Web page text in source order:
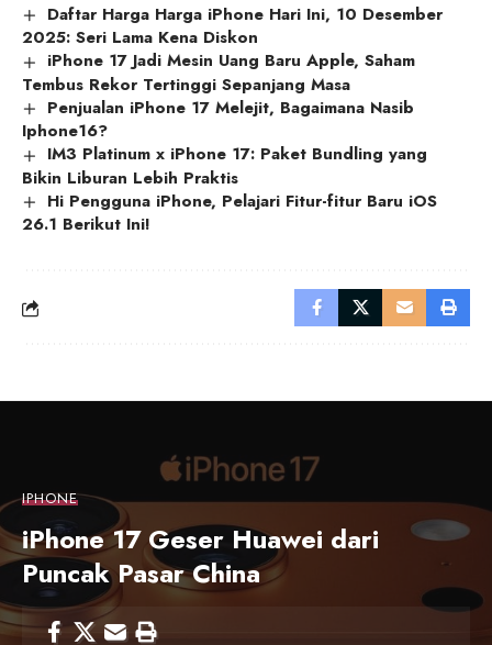
Daftar Harga Harga iPhone Hari Ini, 10 Desember
2025: Seri Lama Kena Diskon
iPhone 17 Jadi Mesin Uang Baru Apple, Saham
Tembus Rekor Tertinggi Sepanjang Masa
Penjualan iPhone 17 Melejit, Bagaimana Nasib
Iphone16?
IM3 Platinum x iPhone 17: Paket Bundling yang
Bikin Liburan Lebih Praktis
Hi Pengguna iPhone, Pelajari Fitur-fitur Baru iOS
26.1 Berikut Ini!
IPHONE
iPhone 17 Geser Huawei dari
Puncak Pasar China